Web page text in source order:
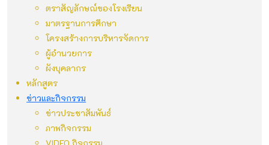
ตราสัญลักษณ์ของโรงเรียน
มาตรฐานการศึกษา
โครงสร้างการบริหารจัดการ
ผู้อำนวยการ
ผังบุคลากร
หลักสูตร
ข่าวและกิจกรรม
ข่าวประชาสัมพันธ์
ภาพกิจกรรม